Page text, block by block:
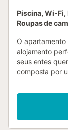
Piscina, Wi-Fi,
Roupas de
O apartamento
alojamento
seus entes
composta por
suite) e pode,
comodidades
(adequado
bem como